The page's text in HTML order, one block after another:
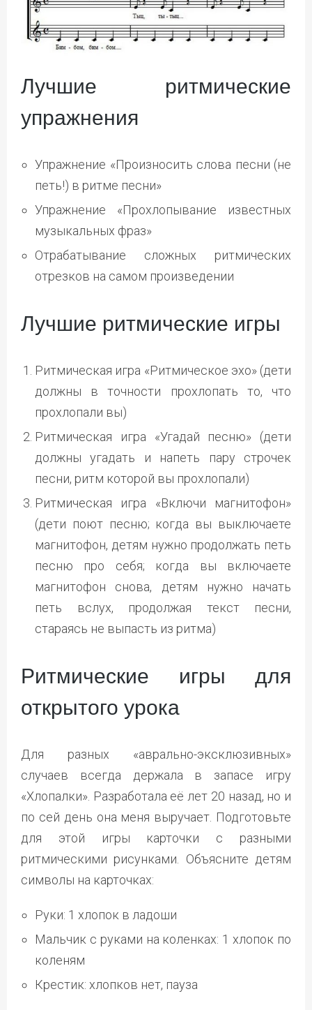
Лучшие ритмические
упражнения
Упражнение «Произносить слова песни (не
петь!) в ритме песни»
Упражнение «Прохлопывание известных
музыкальных фраз»
Отрабатывание сложных ритмических
отрезков на самом произведении
Лучшие ритмические игры
Ритмическая игра «Ритмическое эхо» (дети
должны в точности прохлопать то, что
прохлопали вы)
Ритмическая игра «Угадай песню» (дети
должны угадать и напеть пару строчек
песни, ритм которой вы прохлопали)
Ритмическая игра «Включи магнитофон»
(дети поют песню; когда вы выключаете
магнитофон, детям нужно продолжать петь
песню про себя; когда вы включаете
магнитофон снова, детям нужно начать
петь вслух, продолжая текст песни,
стараясь не выпасть из ритма)
Ритмические игры для
открытого урока
Для разных «аврально-эксклюзивных»
случаев всегда держала в запасе игру
«Хлопалки». Разработала её лет 20 назад, но и
по сей день она меня выручает. Подготовьте
для этой игры карточки с разными
ритмическими рисунками. Объясните детям
символы на карточках:
Руки: 1 хлопок в ладоши
Мальчик с руками на коленках: 1 хлопок по
коленям
Крестик: хлопков нет, пауза